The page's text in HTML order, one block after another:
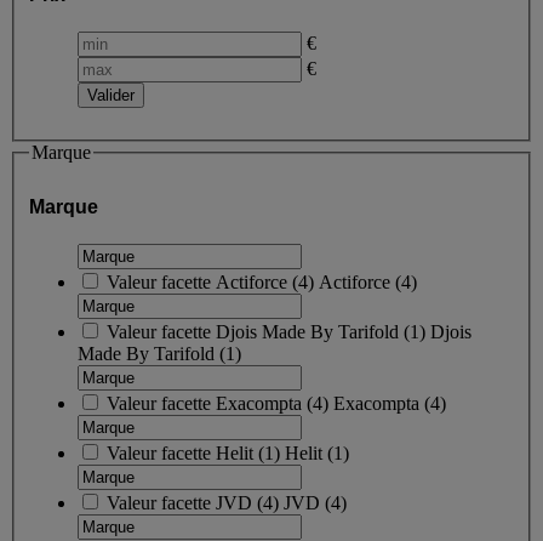
€
€
Marque
Marque
Valeur facette Actiforce (4) Actiforce (4)
Valeur facette Djois Made By Tarifold (1) Djois
Made By Tarifold (1)
Valeur facette Exacompta (4) Exacompta (4)
Valeur facette Helit (1) Helit (1)
Valeur facette JVD (4) JVD (4)